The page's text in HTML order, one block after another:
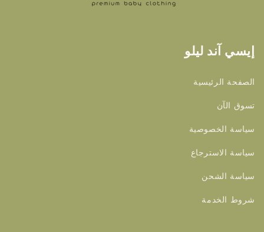
إيسي آند ليلو
الصفحة الرئيسية
تسوق الآن
سياسة الخصوصية
سياسة الاسترجاع
سياسة الشحن
شروط الخدمة